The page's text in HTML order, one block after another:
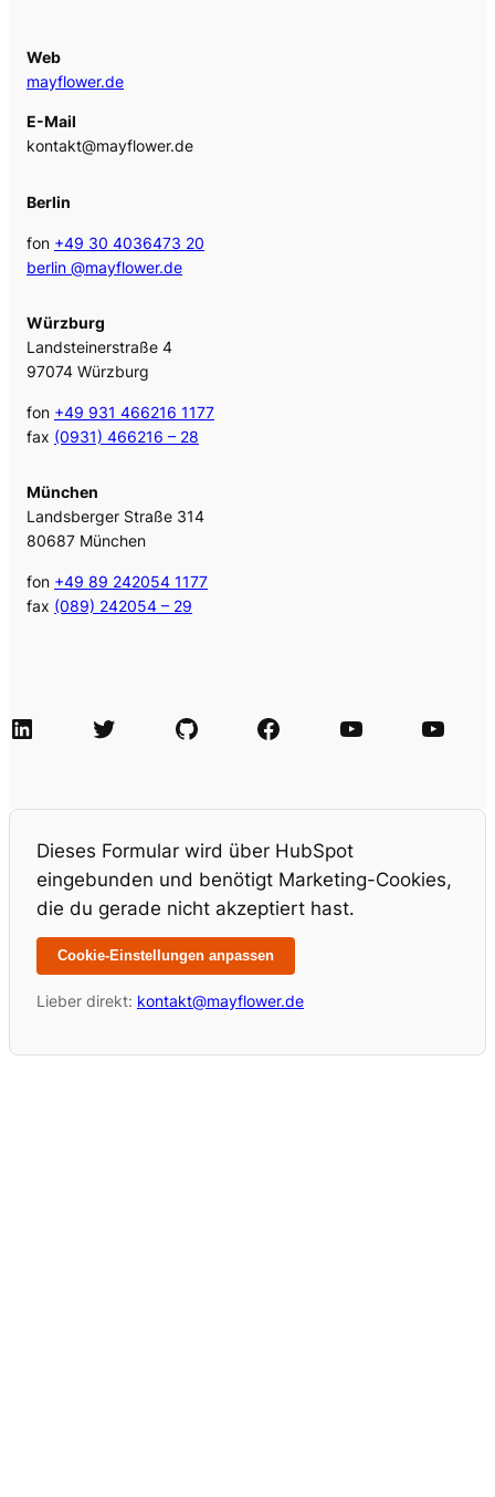
Web
mayflower.de
E-Mail
kontakt@mayflower.de
Berlin
fon +49 30 4036473 20
berlin @mayflower.de
Würzburg
Landsteinerstraße 4
97074 Würzburg
fon +49 931 466216 1177
fax (0931) 466216 – 28
München
Landsberger Straße 314
80687 München
fon +49 89 242054 1177
fax (089) 242054 – 29
LinkedIn Twitter GitHub Facebook Agile Videos Tech-Videos
Dieses Formular wird über HubSpot
eingebunden und benötigt Marketing-Cookies,
die du gerade nicht akzeptiert hast.
Cookie-Einstellungen anpassen
Lieber direkt: kontakt@mayflower.de